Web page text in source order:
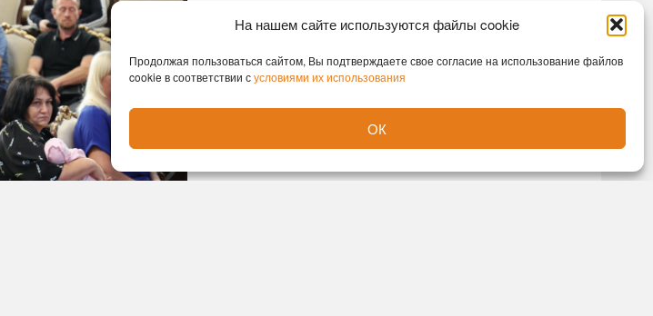
На нашем сайте используются файлы cookie
Продолжая пользоваться сайтом, Вы подтверждаете свое согласие на использование файлов
cookie в соответствии сусловиями их использования
ОК